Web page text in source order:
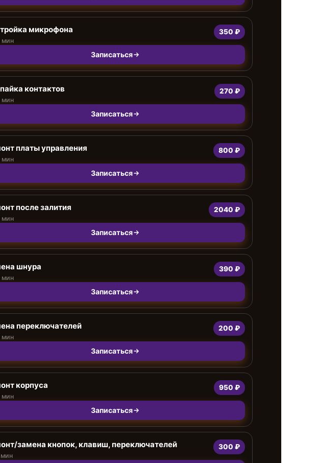
микрофона
мин
350 ₽
Записаться
контактов
мин
270 ₽
Записаться
платы управления
мин
800 ₽
Записаться
после залития
мин
2040 ₽
Записаться
шнура
мин
390 ₽
Записаться
переключателей
мин
200 ₽
Записаться
корпуса
мин
950 ₽
Записаться
замена кнопок, клавиш, переключателей
мин
300 ₽